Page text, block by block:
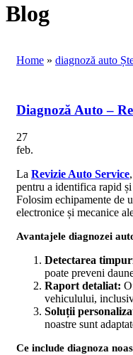
Blog
Home » diagnoză auto
Diagnoză Auto –
27
feb.
La Revizie Auto Service
pentru a identifica rapid
Folosim echipamente de
electronice și mecanice
Avantajele diagnozei
Detectarea
poate preveni
Raport detaliat:
vehiculului,
Soluții
noastre sunt
Ce include diagnoza